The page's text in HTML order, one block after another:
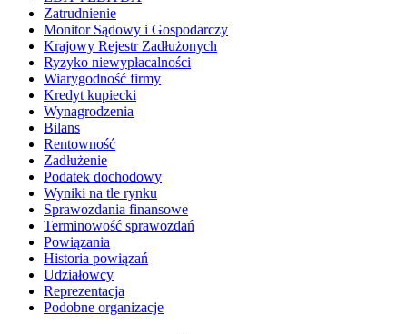
Zatrudnienie
Monitor Sądowy i Gospodarczy
Krajowy Rejestr Zadłużonych
Ryzyko niewypłacalności
Wiarygodność firmy
Kredyt kupiecki
Wynagrodzenia
Bilans
Rentowność
Zadłużenie
Podatek dochodowy
Wyniki na tle rynku
Sprawozdania finansowe
Terminowość sprawozdań
Powiązania
Historia powiązań
Udziałowcy
Reprezentacja
Podobne organizacje